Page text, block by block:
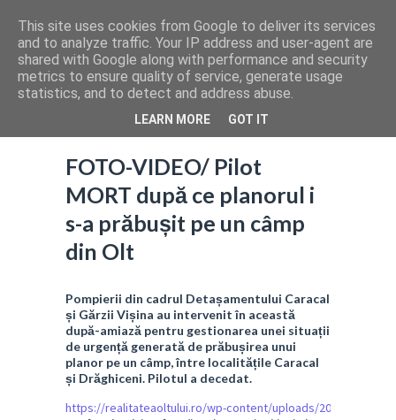
FOTO-VIDEO/ Pilot
MORT după ce planorul i
s-a prăbușit pe un câmp
din Olt
Pompierii din cadrul Detașamentului Caracal
și Gărzii Vișina au intervenit în această
după-amiază pentru gestionarea unei situații
de urgență generată de prăbușirea unui
planor pe un câmp, între localitățile Caracal
și Drăghiceni. Pilotul a decedat.
https://realitateaoltului.ro/wp-content/uploads/2025/07/
This site uses cookies from Google to deliver its services
and to analyze traffic. Your IP address and user-agent are
shared with Google along with performance and security
metrics to ensure quality of service, generate usage
statistics, and to detect and address abuse.
LEARN MORE GOT IT